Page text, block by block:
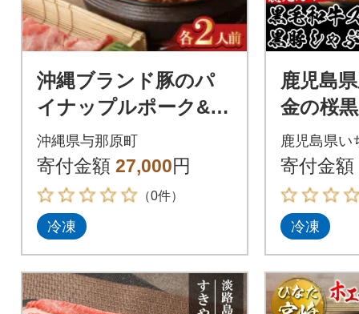
沖縄ブランド豚のパ
イナップルポーク&沖
縄県産和牛 すきやき
セット(各2人前)
沖縄県与那原町
寄付金額 27,000円
（0件）
冷凍
鹿児島
金の桜
ゃぶセ
鹿児島県い
寄付金額
冷凍